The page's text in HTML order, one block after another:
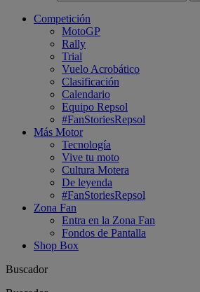
Competición
MotoGP
Rally
Trial
Vuelo Acrobático
Clasificación
Calendario
Equipo Repsol
#FanStoriesRepsol
Más Motor
Tecnología
Vive tu moto
Cultura Motera
De leyenda
#FanStoriesRepsol
Zona Fan
Entra en la Zona Fan
Fondos de Pantalla
Shop Box
Buscador